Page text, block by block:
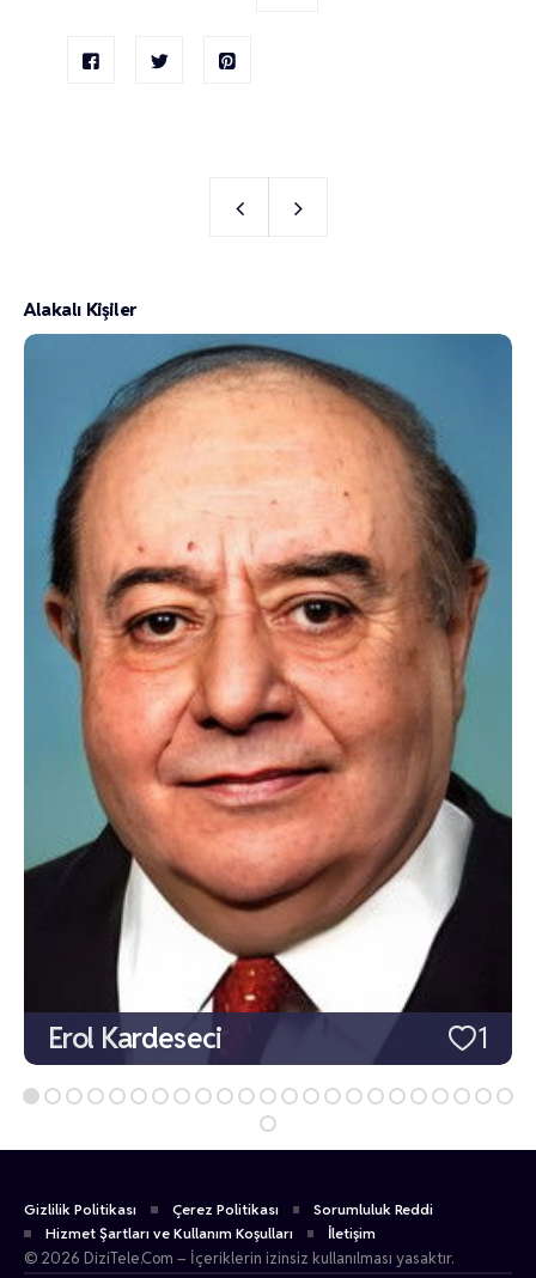
Alakalı Kişiler
1
Erol Kardeseci
Gizlilik Politikası Çerez Politikası
Sorumluluk Reddi
Hizmet Şartları ve Kullanım Koşulları
İletişim
© 2026 DiziTele.Com – İçeriklerin izinsiz kullanılması yasaktır.